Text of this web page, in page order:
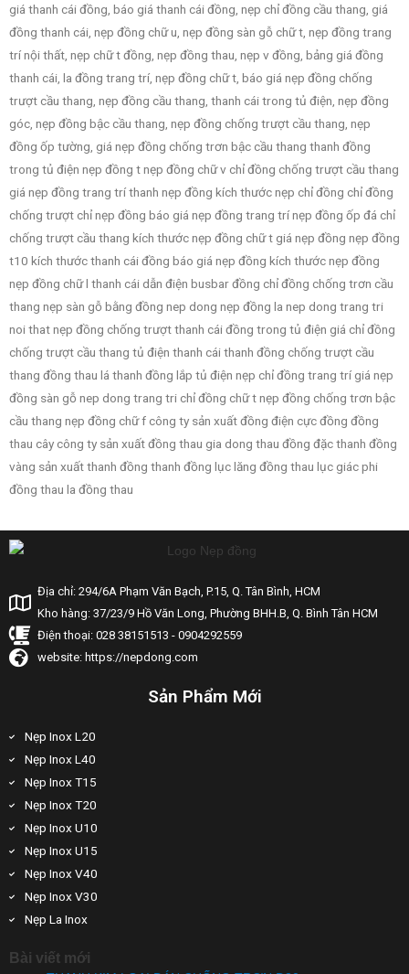
giá thanh cái đồng, báo giá thanh cái đồng, nẹp chỉ đồng cầu thang, giá
đồng thanh cái, nẹp đồng chữ u, nẹp đồng sàn gỗ chữ t, nẹp đồng trang
trí nội thất, nẹp chữ t đồng, nẹp đồng thau, nẹp v đồng, bảng giá đồng
thanh cái, la đồng trang trí, nẹp đồng chữ t, báo giá nẹp đồng chống
trượt cầu thang, nẹp đồng cầu thang, thanh cái trong tủ điện, nẹp đồng
góc, nẹp đồng bậc cầu thang, nẹp đồng chống trượt cầu thang, nẹp
đồng ốp tường, giá nẹp đồng chống trơn bậc cầu thang thanh đồng
trong tủ điện nẹp đồng t nẹp đồng chữ v chỉ đồng chống trượt cầu thang
giá nẹp đồng trang trí thanh nẹp đồng kích thước nẹp chỉ đồng chỉ đồng
chống trượt chỉ nẹp đồng báo giá nẹp đồng trang trí nẹp đồng ốp đá chỉ
chống trượt cầu thang kích thước nẹp đồng chữ t giá nẹp đồng nẹp đồng
t10 kích thước thanh cái đồng báo giá nẹp đồng kích thước nẹp đồng
nẹp đồng chữ l thanh cái dẫn điện busbar đồng chỉ đồng chống trơn cầu
thang nẹp sàn gỗ bằng đồng nep dong nẹp đồng la nep dong trang tri
noi that nẹp đồng chống trượt thanh cái đồng trong tủ điện giá chỉ đồng
chống trượt cầu thang tủ điện thanh cái thanh đồng chống trượt cầu
thang đồng thau lá thanh đồng lắp tủ điện nẹp chỉ đồng trang trí giá nẹp
đồng sàn gỗ nep dong trang tri chỉ đồng chữ t nẹp đồng chống trơn bậc
cầu thang nẹp đồng chữ f công ty sản xuất đồng điện cực đồng đồng
thau cây công ty sản xuất đồng thau gia dong thau đồng đặc thanh đồng
vàng sản xuất thanh đồng thanh đồng lục lăng đồng thau lục giác phi
đồng thau la đồng thau
Địa chỉ: 294/6A Phạm Văn Bạch, P.15, Q. Tân Bình, HCM
Kho hàng: 37/23/9 Hồ Văn Long, Phường BHH.B, Q. Bình Tân HCM
Điện thoại: 028 38151513 - 0904292559
website: https://nepdong.com
Sản Phẩm Mới
Nẹp Inox L20
Nẹp Inox L40
Nẹp Inox T15
Nẹp Inox T20
Nẹp Inox U10
Nẹp Inox U15
Nẹp Inox V40
Nẹp Inox V30
Nẹp La Inox
Bài viết mới